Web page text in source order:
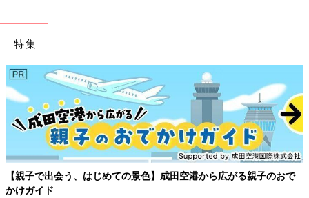
特集
【親子で出会う、はじめての景色】成田空港から広がる親子のおで
かけガイド